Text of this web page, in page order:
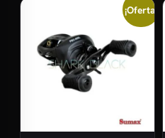
¡Oferta!